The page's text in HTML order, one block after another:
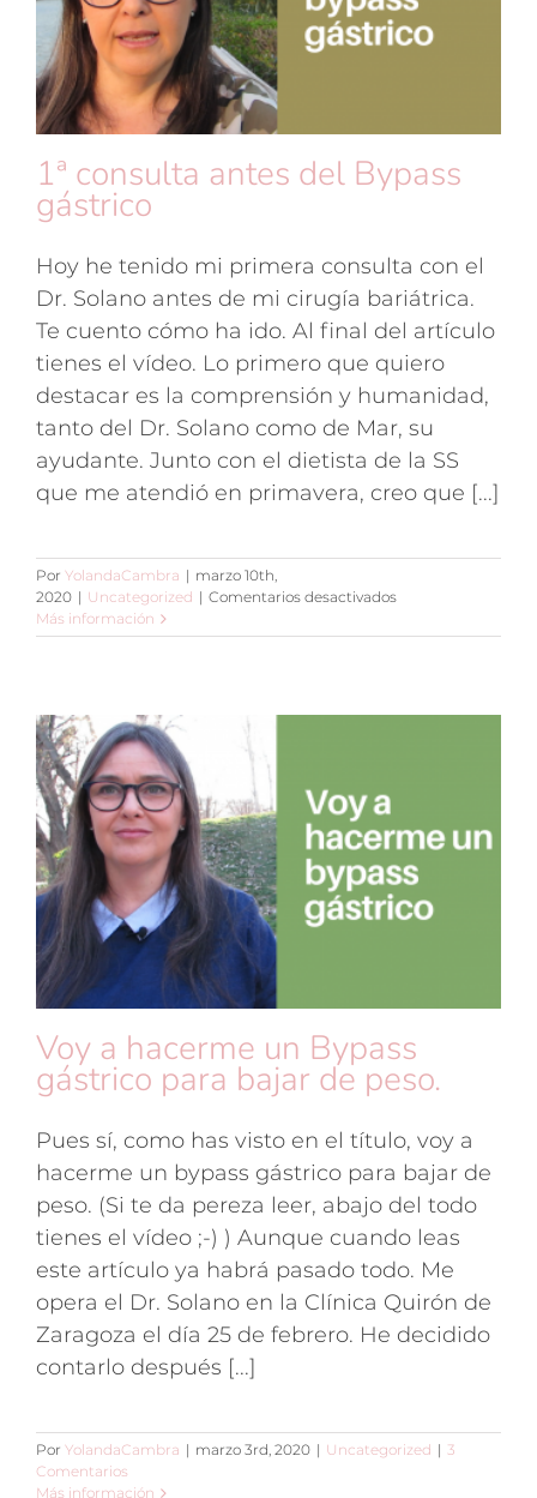
1ª consulta antes del Bypass
gástrico
Hoy he tenido mi primera consulta con el
Dr. Solano antes de mi cirugía bariátrica.
Te cuento cómo ha ido. Al final del artículo
tienes el vídeo. Lo primero que quiero
destacar es la comprensión y humanidad,
tanto del Dr. Solano como de Mar, su
ayudante. Junto con el dietista de la SS
que me atendió en primavera, creo que [...]
Por YolandaCambra | marzo 10th,
2020 | Uncategorized | Comentarios desactivados
consulta
Más información
Voy a hacerme un Bypass
gástrico para bajar de peso.
Pues sí, como has visto en el título, voy a
hacerme un bypass gástrico para bajar de
peso. (Si te da pereza leer, abajo del todo
tienes el vídeo ;-) ) Aunque cuando leas
este artículo ya habrá pasado todo. Me
opera el Dr. Solano en la Clínica Quirón de
Zaragoza el día 25 de febrero. He decidido
contarlo después [...]
Por YolandaCambra | marzo 3rd, 2020 | Uncategorized | 3
Comentarios
Más información